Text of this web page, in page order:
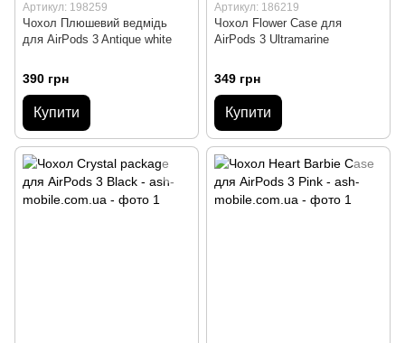
Артикул: 198259
Чохол Плюшевий ведмідь
для AirPods 3 Antique white
390 грн
Купити
Артикул: 186219
Чохол Flower Case для
AirPods 3 Ultramarine
349 грн
Купити